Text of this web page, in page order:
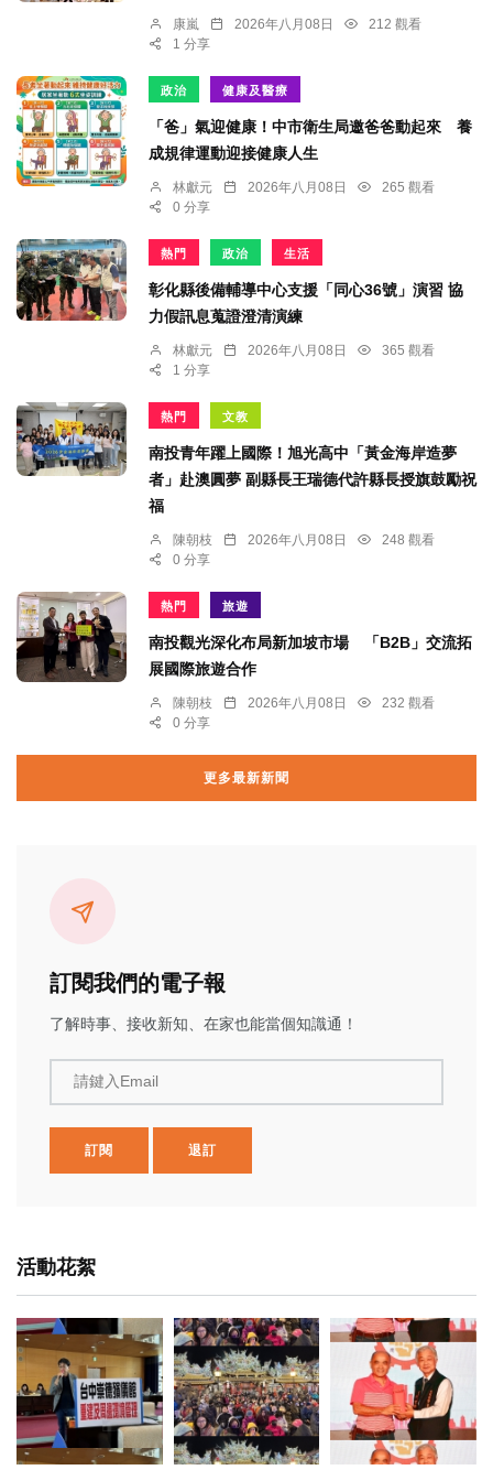
康嵐 2026年八月08日
212 觀看
1 分享
政治 健康及醫療
「爸」氣迎健康！中市衛生局邀爸爸動起來 養
成規律運動迎接健康人生
林獻元 2026年八月08日
265 觀看
0 分享
熱門 政治 生活
彰化縣後備輔導中心支援「同心36號」演習 協
力假訊息蒐證澄清演練
林獻元 2026年八月08日
365 觀看
1 分享
熱門 文教
南投青年躍上國際！旭光高中「黃金海岸造夢
者」赴澳圓夢 副縣長王瑞德代許縣長授旗鼓勵祝
福
陳朝枝 2026年八月08日
248 觀看
0 分享
熱門 旅遊
南投觀光深化布局新加坡市場 「B2B」交流拓
展國際旅遊合作
陳朝枝 2026年八月08日
232 觀看
0 分享
更多最新新聞
訂閱我們的電子報
了解時事、接收新知、在家也能當個知識通！
請鍵入Email
訂閱 退訂
活動花絮